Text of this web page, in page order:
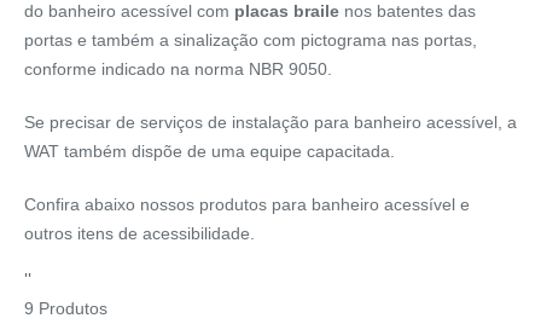
do banheiro acessível com placas braile nos batentes das
portas e também a sinalização com pictograma nas portas,
conforme indicado na norma NBR 9050.
Se precisar de serviços de instalação para banheiro acessível, a
WAT também dispõe de uma equipe capacitada.
Confira abaixo nossos produtos para banheiro acessível e
outros itens de acessibilidade.
''
9 Produtos